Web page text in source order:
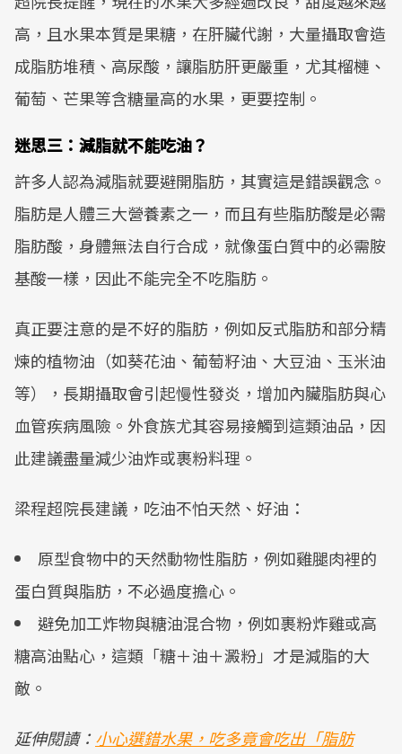
高，且水果本質是果糖，在肝臟代謝，大量攝取會造
成脂肪堆積、高尿酸，讓脂肪肝更嚴重，尤其榴槤、
葡萄、芒果等含糖量高的水果，更要控制。
迷思三：減脂就不能吃油？
許多人認為減脂就要避開脂肪，其實這是錯誤觀念。
脂肪是人體三大營養素之一，而且有些脂肪酸是必需
脂肪酸，身體無法自行合成，就像蛋白質中的必需胺
基酸一樣，因此不能完全不吃脂肪。
真正要注意的是不好的脂肪，例如反式脂肪和部分精
煉的植物油（如葵花油、葡萄籽油、大豆油、玉米油
等），長期攝取會引起慢性發炎，增加內臟脂肪與心
血管疾病風險。外食族尤其容易接觸到這類油品，因
此建議盡量減少油炸或裹粉料理。
梁程超院長建議，吃油不怕天然、好油：
原型食物中的天然動物性脂肪，例如雞腿肉裡的
蛋白質與脂肪，不必過度擔心。
避免加工炸物與糖油混合物，例如裹粉炸雞或高
糖高油點心，這類「糖＋油＋澱粉」才是減脂的大
敵。
延伸閱讀：小心選錯水果，吃多竟會吃出「脂肪